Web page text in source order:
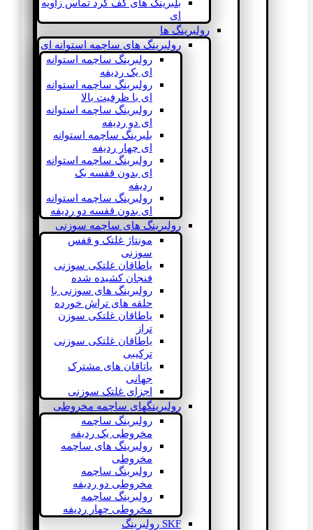
بلبرینگ های کف گرد تماس زاویه
ای
رولبرینگ ها
رولبرینگ های ساچمه استوانه ای
رولبرینگ ساچمه استوانه
ای یک ردیفه
رولبرینگ ساچمه استوانه
ای با ظرفیت بالا
رولبرینگ ساچمه استوانه
ای دو ردیفه
بلبرینگ ساچمه استوانه
ای چهار ردیفه
رولبرینگ ساچمه استوانه
ای بدون قفسه یک
ردیفه
رولبرینگ ساچمه استوانه
ای بدون قفسه دو ردیفه
رولبرینگ های ساچمه سوزنی
مونتاژ غلتک و قفس
سوزنی
یاطاقان غلتکی سوزنی
فنجان کشیده شده
رولبرینگ های سوزنی با
حلقه های تراش خورده
یاطاقان غلتکی سوزن
تراز
یاطاقان غلتکی سوزنی
ترکیبی
یاتاقان های مشترک
جهانی
اجزای غلتک سوزنی
رولبرینگهای ساچمه مخروطی
رولبرینگ ساچمه
مخروطی یک ردیفه
رولبرینگ های ساچمه
مخروطی
رولبرینگ ساچمه
مخروطی دو ردیفه
رولبرینگ ساچمه
مخروطی چهار ردیفه
SKF رولبرینگ